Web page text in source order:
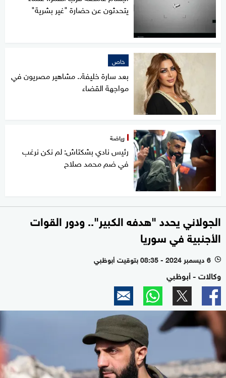
يتحدثون عن حضارة "غير بشرية"
خاص
بعد سارة خليفة.. مشاهير مصريون في
مواجهة القضاء
رياضة
رئيس نادي بشكتاش: لم نكن نرغب
في ضم محمد صلاح
الجولاني يحدد "هدفه الكبير".. ودور القوات
الأجنبية في سوريا
l 6 ديسمبر 2024 - 08:35 بتوقيت أبوظبي
وكالات - أبوظبي